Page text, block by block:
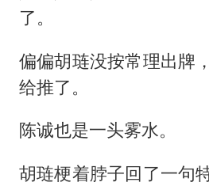
了。
偏偏胡琏没按常理出牌
给推了。
陈诚也是一头雾水。
胡琏梗着脖子回了一句